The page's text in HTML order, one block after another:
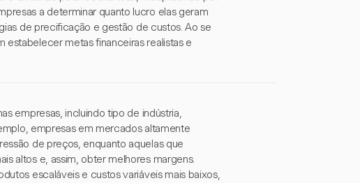
a determinar quanto lucro elas geram
de precificação e gestão de custos. Ao se
estabelecer metas financeiras realistas e
empresas, incluindo tipo de indústria,
empresas em mercados altamente
de preços, enquanto aquelas que
altos e, assim, obter melhores margens.
escaláveis e custos variáveis mais baixos,